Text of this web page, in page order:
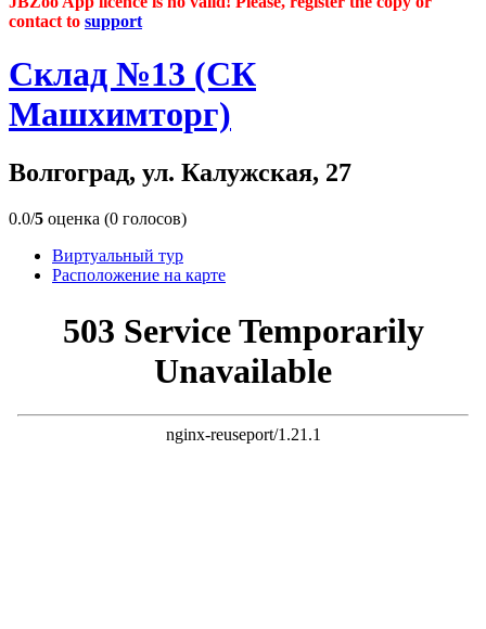
contact to support
Склад №13 (СК
Машхимторг)
Волгоград, ул. Калужская, 27
0.0/5 оценка (0 голосов)
Виртуальный тур
Расположение на карте